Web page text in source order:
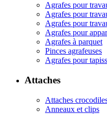
Agrafes pour
Agrafes pour
Agrafes pour
Agrafes pour
Agrafes à parquet
Pinces agrafeuses
Agrafes pour
Attaches
Attaches
Anneaux et clips